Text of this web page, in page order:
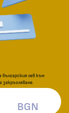
българския лев към
закръгляване.
BGN